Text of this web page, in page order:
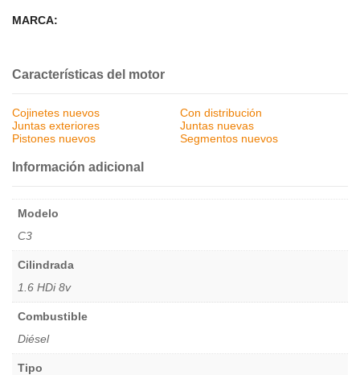
MARCA:
Características del motor
Cojinetes nuevos
Con distribución
Juntas exteriores
Juntas nuevas
Pistones nuevos
Segmentos nuevos
Información adicional
Modelo
C3
Cilindrada
1.6 HDi 8v
Combustible
Diésel
Tipo